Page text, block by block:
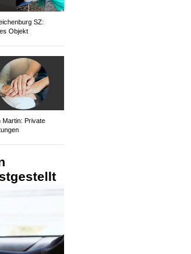
SZ:
Objekt
Martin: Private